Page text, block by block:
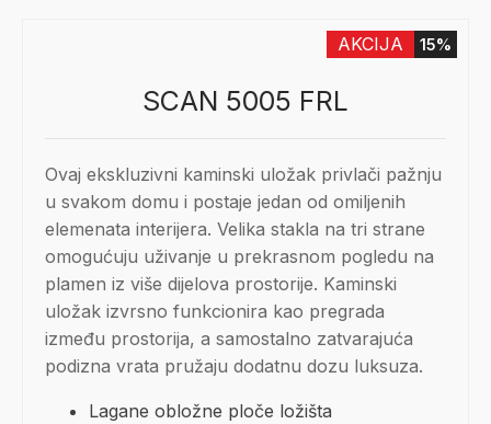
SCAN 5005 FRL
AKCIJA 15%
Ovaj ekskluzivni kaminski uložak privlači pažnju
u svakom domu i postaje jedan od omiljenih
elemenata interijera. Velika stakla na tri strane
omogućuju uživanje u prekrasnom pogledu na
plamen iz više dijelova prostorije. Kaminski
uložak izvrsno funkcionira kao pregrada
između prostorija, a samostalno zatvarajuća
podizna vrata pružaju dodatnu dozu luksuza.
Lagane obložne ploče ložišta